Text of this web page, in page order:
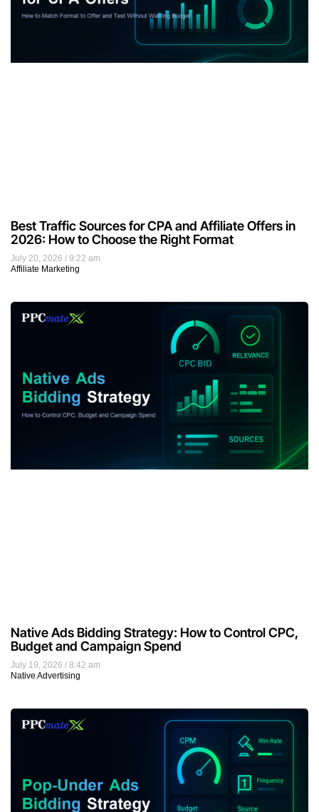
July 20, 2026
9:22 am
Affiliate Marketing
Best Traffic Sources for CPA and Affiliate Offers in
2026: How to Choose the Right Format
July 19, 2026
8:42 am
Native Advertising
Native Ads Bidding Strategy: How to Control CPC,
Budget and Campaign Spend